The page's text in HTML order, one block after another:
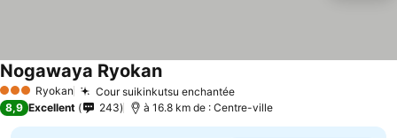
3 ÉtoilesRyokan Cour suikinkutsu enchantée
Nogawaya Ryokan
8,9 Excellent 243 à 16.8 km de : Centre-ville